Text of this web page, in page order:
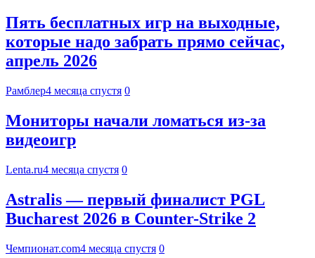
Пять бесплатных игр на выходные,
которые надо забрать прямо сейчас,
апрель 2026
Рамблер4 месяца спустя 0
Мониторы начали ломаться из-за
видеоигр
Lenta.ru4 месяца спустя 0
Astralis — первый финалист PGL
Bucharest 2026 в Counter-Strike 2
Чемпионат.com4 месяца спустя 0